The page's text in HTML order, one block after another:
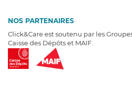
NOS PARTENAIRES
Click&Care est soutenu par les
Caisse des Dépôts et MAIF.